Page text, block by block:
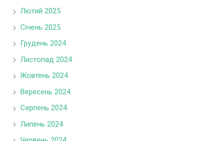
Лютий 2025
Січень 2025
Грудень 2024
Листопад 2024
Жовтень 2024
Вересень 2024
Серпень 2024
Липень 2024